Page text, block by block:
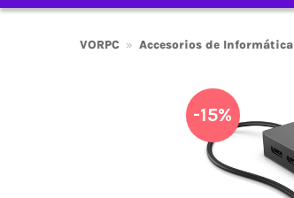
VORPC » Accesorios de Informática
-15%